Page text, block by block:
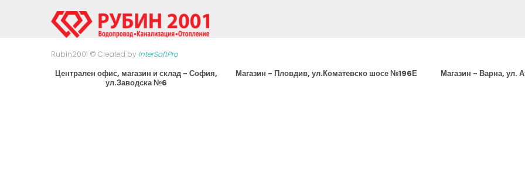
Rubin2001 © Created by InterSoftPro
Централен офис, магазин и склад - София,
ул.Заводска №6
Магазин - Пловдив, ул.Коматевско шосе №196Е Магазин - Варна, ул.